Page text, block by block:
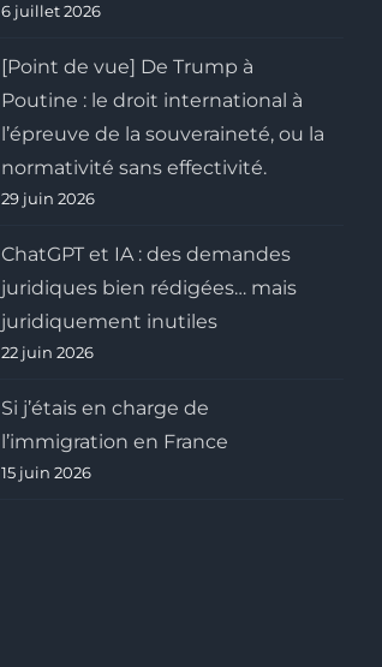
6 juillet 2026
[Point de vue] De Trump à
Poutine : le droit international à
l’épreuve de la souveraineté, ou la
normativité sans effectivité.
29 juin 2026
ChatGPT et IA : des demandes
juridiques bien rédigées… mais
juridiquement inutiles
22 juin 2026
Si j’étais en charge de
l’immigration en France
15 juin 2026